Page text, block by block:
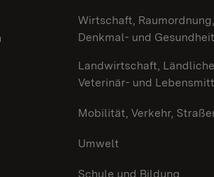
Wirtschaft,
Denkmal- und
Landwirtschaft,
Veterinär- und
Mobilität, Verkehr,
Umwelt
Schule und Bildung